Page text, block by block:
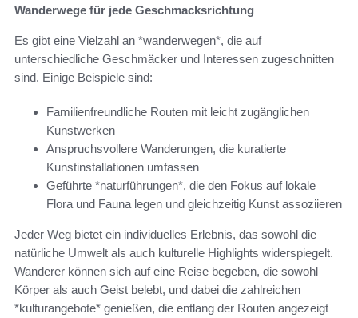
Wanderwege für jede Geschmacksrichtung
Es gibt eine Vielzahl an *wanderwegen*, die auf
unterschiedliche Geschmäcker und Interessen zugeschnitten
sind. Einige Beispiele sind:
Familienfreundliche Routen mit leicht zugänglichen
Kunstwerken
Anspruchsvollere Wanderungen, die kuratierte
Kunstinstallationen umfassen
Geführte *naturführungen*, die den Fokus auf lokale
Flora und Fauna legen und gleichzeitig Kunst assoziieren
Jeder Weg bietet ein individuelles Erlebnis, das sowohl die
natürliche Umwelt als auch kulturelle Highlights widerspiegelt.
Wanderer können sich auf eine Reise begeben, die sowohl
Körper als auch Geist belebt, und dabei die zahlreichen
*kulturangebote* genießen, die entlang der Routen angezeigt